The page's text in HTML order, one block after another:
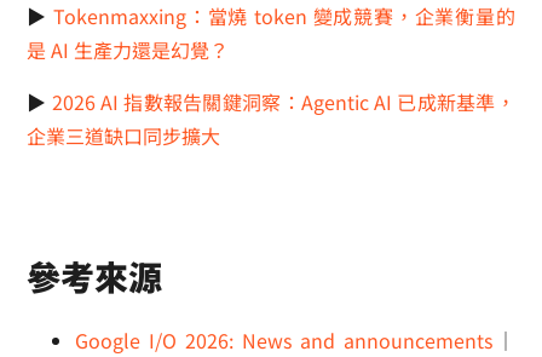
▶︎ Tokenmaxxing：當燒 token 變成競賽，企業衡量的
是 AI 生產力還是幻覺？
▶︎ 2026 AI 指數報告關鍵洞察：Agentic AI 已成新基準，
企業三道缺口同步擴大
參考來源
Google I/O 2026: News and announcements｜